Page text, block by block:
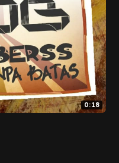
0:18